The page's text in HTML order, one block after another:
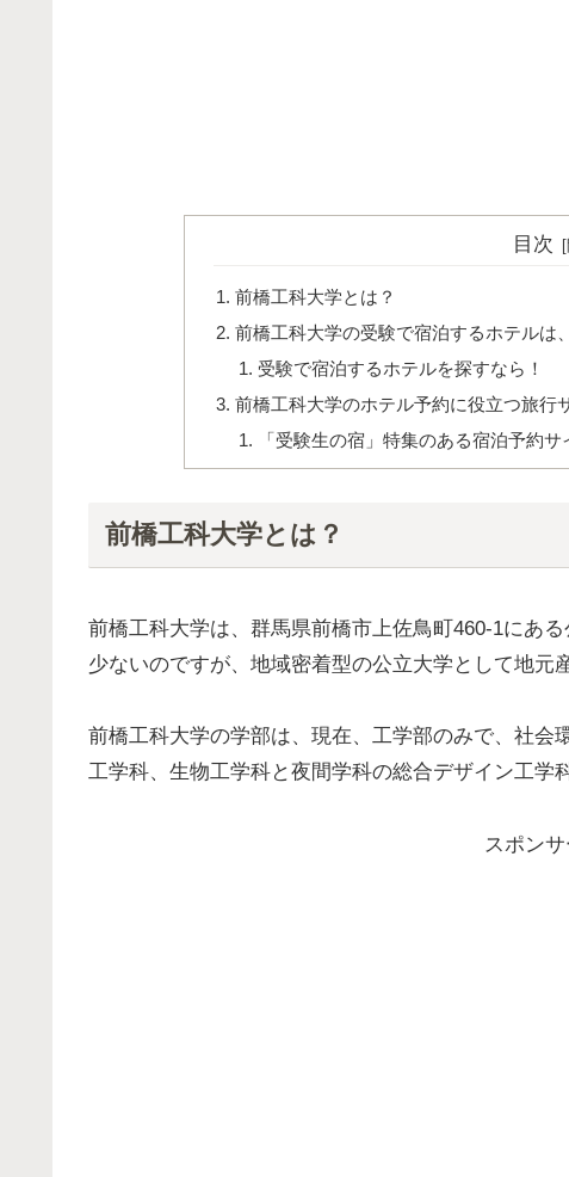
目次
前橋工科大学とは？
前橋工科大学の受験で宿泊するホテルは
受験で宿泊するホテルを探すなら！
前橋工科大学のホテル予約に役立つ旅行
「受験生の宿」特集のある宿泊予約サ
前橋工科大学とは？
前橋工科大学は、群馬県前橋市上佐鳥町460-1にあ
少ないのですが、地域密着型の公立大学として地元
前橋工科大学の学部は、現在、工学部のみで、社
工学科、生物工学科と夜間学科の総合デザイン工学
スポン